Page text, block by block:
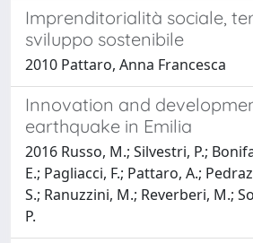
Imprenditorialità sociale,
sviluppo sostenibile
2010 Pattaro, Anna Francesca
Innovation and
earthquake in Emilia
2016 Russo, M.; Silvestri, P.;
E.; Pagliacci, F.; Pattaro, A.;
S.; Ranuzzini, M.; Reverberi, M.;
P.